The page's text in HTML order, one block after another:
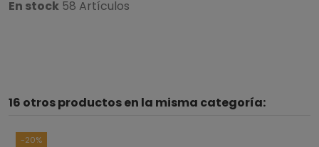
En stock 58 Artículos
Basado en1 opiniones
16 otros productos en la misma categoría:
-20%